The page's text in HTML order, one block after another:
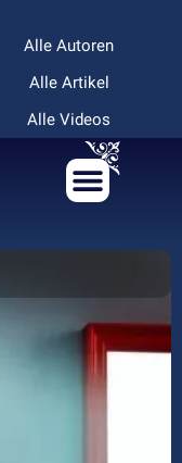
Alle Autoren
Alle Artikel
Alle Videos